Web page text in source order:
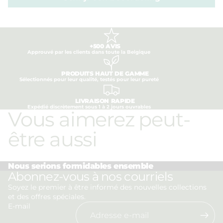
+500 AVIS
Approuvé par les clients dans toute la Belgique
PRODUITS HAUT DE GAMME
Sélectionnés pour leur qualité, testés pour leur pureté
LIVRAISON RAPIDE
Expédié discrètement sous 1 à 2 jours ouvrables
Vous aimerez peut-
être aussi
Nous serions formidables ensemble
Abonnez-vous à nos courriels
Soyez le premier à être informé des nouvelles collections
et des offres spéciales.
E-mail
Politique de confidentialité
Politique de remboursement
Conditions d’utilisation